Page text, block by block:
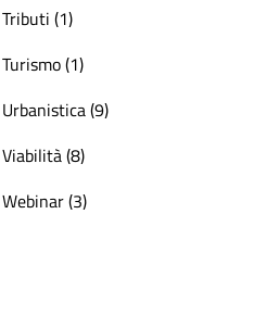
Tributi (1)
Turismo (1)
Urbanistica (9)
Viabilità (8)
Webinar (3)